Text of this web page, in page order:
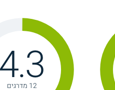
4.3
12 מדרגים